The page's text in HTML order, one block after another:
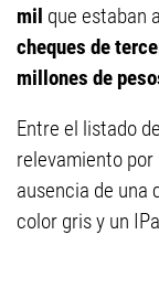
mil que estaban
cheques de
millones de
Entre el listado
relevamiento
ausencia de una
color gris y un